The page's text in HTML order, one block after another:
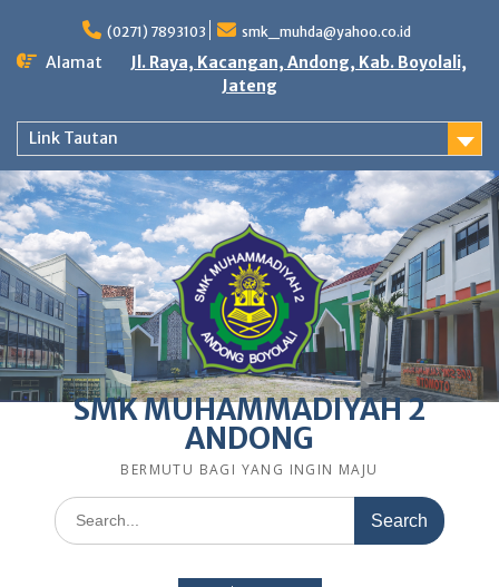
content
(0271) 7893103 smk_muhda@yahoo.co.id
Alamat
Jl. Raya, Kacangan, Andong, Kab. Boyolali,
Jateng
Link Tautan
SMK MUHAMMADIYAH 2
ANDONG
BERMUTU BAGI YANG INGIN MAJU
Search
for: